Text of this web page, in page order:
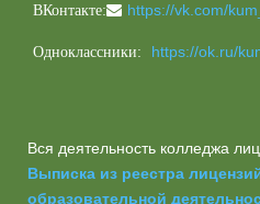
ВКонтакте: https://vk.com/
Одноклассники: https://ok.ru/
Вся деятельность колледжа
Выписка из реестра
образовательной